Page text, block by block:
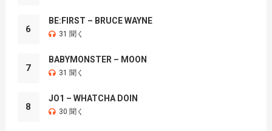
6
BE:FIRST – BRUCE WAYNE
31 聞く
7
BABYMONSTER – MOON
31 聞く
8
JO1 – WHATCHA DOIN
30 聞く